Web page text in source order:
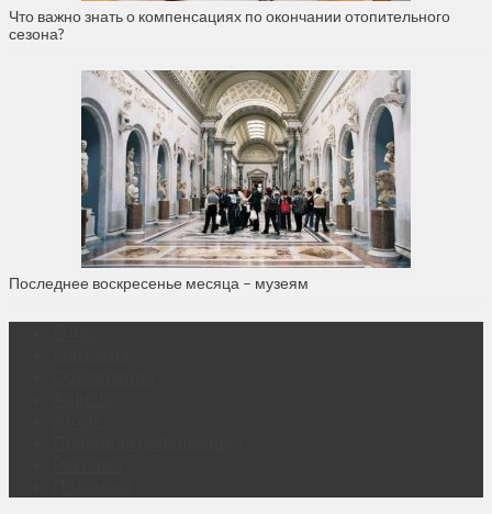
Что важно знать о компенсациях по окончании отопительного
сезона?
Последнее воскресенье месяца – музеям